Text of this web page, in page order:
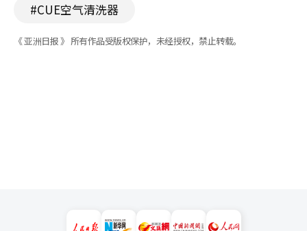
#CUE空气清洗器
《 亚洲日报 》 所有作品受版权保护，未经授权，禁止转载。